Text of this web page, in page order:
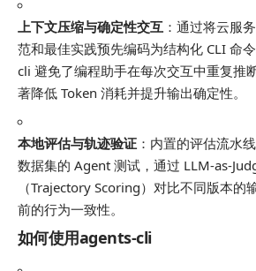
上下文压缩与确定性交互 ：通过将云服
范和最佳实践预先编码为结构化 CLI 命
cli 避免了编程助手在每次交互中重复推
著降低 Token 消耗并提升输出确定性。
本地评估与轨迹验证 ：内置的评估流水
数据集的 Agent 测试，通过 LLM-as-
（Trajectory Scoring）对比不同版本的
前的行为一致性。
如何使用agents-cli